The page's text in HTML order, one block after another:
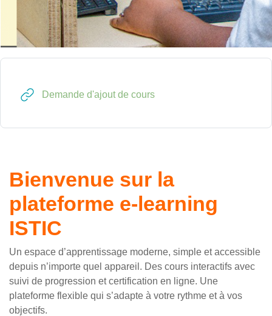
Demande d'ajout de coursURL
Bienvenue sur la
plateforme e-learning
ISTIC
Un espace d’apprentissage moderne, simple et accessible
depuis n’importe quel appareil. Des cours interactifs avec
suivi de progression et certification en ligne. Une
plateforme flexible qui s’adapte à votre rythme et à vos
objectifs.